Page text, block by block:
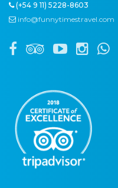
(+54 9 11) 5228-8603
info@funnytimestravel.com